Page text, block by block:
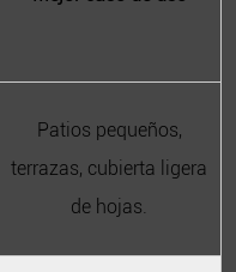
Patios pequeños,
terrazas, cubierta ligera
de hojas.